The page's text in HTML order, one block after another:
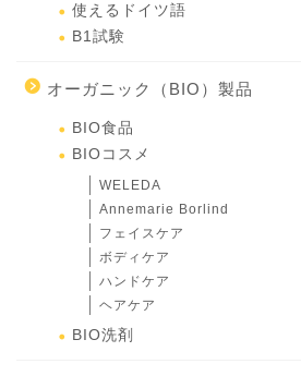
使えるドイツ語
B1試験
オーガニック（BIO）製品
BIO食品
BIOコスメ
WELEDA
Annemarie Borlind
フェイスケア
ボディケア
ハンドケア
ヘアケア
BIO洗剤